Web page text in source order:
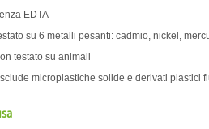
EDTA
su 6 metalli pesanti: cadmio, nickel,
testato su animali
microplastiche solide e derivati plastici